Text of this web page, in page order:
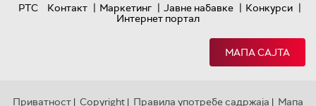
РТС
Контакт | Маркетинг | Јавне набавке | Конкурси |
Интернет портал
МАПА САЈТА
Приватност | Copyright | Правила употребе садржаја | Мапа